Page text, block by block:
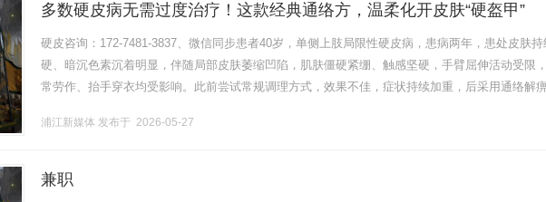
多数硬皮病无需过度治疗！这款经典通络方，温柔化开皮肤“硬盔甲”
硬皮咨询：172-7481-3837、微信同步患者40岁，单侧上肢局限性硬皮病，患病两年，患处皮肤持
硬、暗沉色素沉着明显，伴随局部皮肤萎缩凹陷，肌肤僵硬紧绷、触感坚硬，手臂屈伸活动受限
常劳作、抬手穿衣均受影响。此前尝试常规调理方式，效果不佳，症状持续加重，后采用通络解
浦江新媒体 发布于 2026-05-27
兼职